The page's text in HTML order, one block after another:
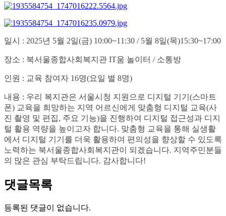
일시 : 2025년 5월 2일(금) 10:00~11:30 / 5월 8일(목)15:30~17:00
장소 : 북서울종합사회복지관 IT움 놀이터 / 소통방
인원 : 교육 참여자 16명(요일 별 8명)
내용 : 우리 복지관은 서울시청 지원으로 디지털 기기(스마트
폰) 교육을 희망하는 지역 어르신에게 맞춤형 디지털 교육(사
진 촬영 및 편집, 주요 기능)을 진행하여 디지털 접근성과 디지
털 활용 역량을 높이고자 합니다. 맞춤형 교육을 통해 실생활
에서 디지털 기기를 더욱 활용하여 편의성을 향상할 수 있도록
노력하는 북서울종합사회복지관이 되겠습니다. 지역주민분들
의 많은 관심 부탁드립니다. 감사합니다!
댓글목록
등록된 댓글이 없습니다.